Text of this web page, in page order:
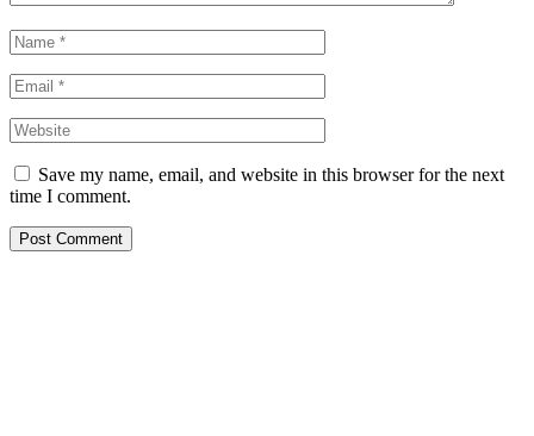
Save my name, email, and website in this browser for the next
time I comment.